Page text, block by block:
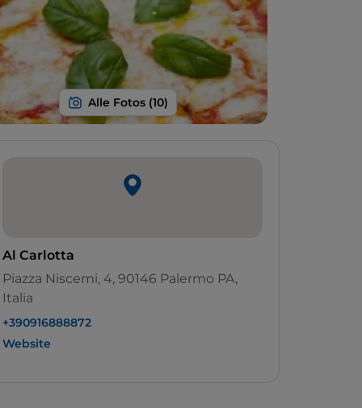
Al Carlotta
Piazza Niscemi, 4, 90146 Palermo PA,
Italia
+390916888872
Website